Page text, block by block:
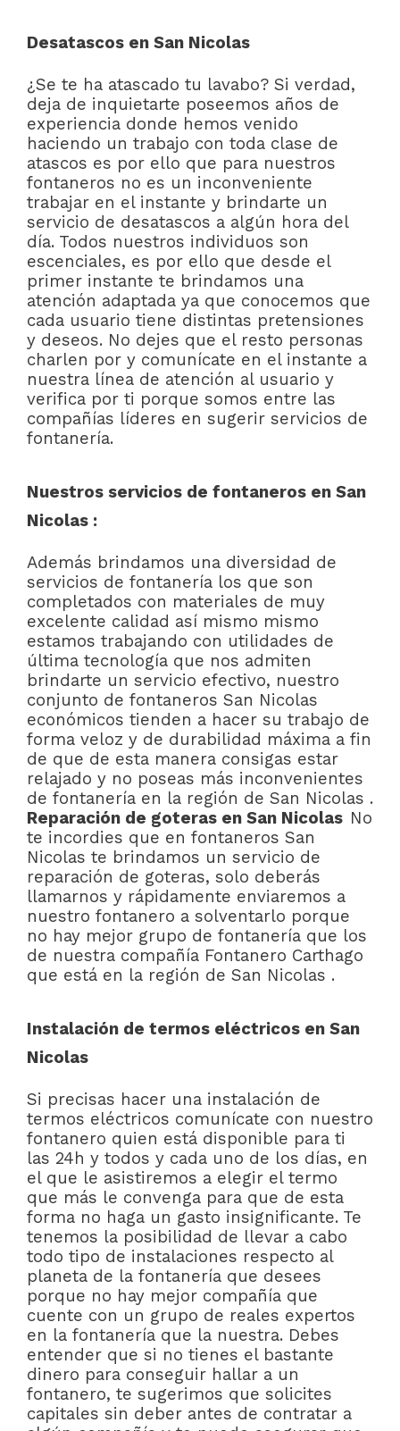
Desatascos en San Nicolas
¿Se te ha atascado tu lavabo? Si verdad,
deja de inquietarte poseemos años de
experiencia donde hemos venido
haciendo un trabajo con toda clase de
atascos es por ello que para nuestros
fontaneros no es un inconveniente
trabajar en el instante y brindarte un
servicio de desatascos a algún hora del
día. Todos nuestros individuos son
escenciales, es por ello que desde el
primer instante te brindamos una
atención adaptada ya que conocemos que
cada usuario tiene distintas pretensiones
y deseos. No dejes que el resto personas
charlen por y comunícate en el instante a
nuestra línea de atención al usuario y
verifica por ti porque somos entre las
compañías líderes en sugerir servicios de
fontanería.
Nuestros servicios de fontaneros en San
Nicolas :
Además brindamos una diversidad de
servicios de fontanería los que son
completados con materiales de muy
excelente calidad así mismo mismo
estamos trabajando con utilidades de
última tecnología que nos admiten
brindarte un servicio efectivo, nuestro
conjunto de fontaneros San Nicolas
económicos tienden a hacer su trabajo de
forma veloz y de durabilidad máxima a fin
de que de esta manera consigas estar
relajado y no poseas más inconvenientes
de fontanería en la región de San Nicolas .
Reparación de goteras en San Nicolas No
te incordies que en fontaneros San
Nicolas te brindamos un servicio de
reparación de goteras, solo deberás
llamarnos y rápidamente enviaremos a
nuestro fontanero a solventarlo porque
no hay mejor grupo de fontanería que los
de nuestra compañía Fontanero Carthago
que está en la región de San Nicolas .
Instalación de termos eléctricos en San
Nicolas
Si precisas hacer una instalación de
termos eléctricos comunícate con nuestro
fontanero quien está disponible para ti
las 24h y todos y cada uno de los días, en
el que le asistiremos a elegir el termo
que más le convenga para que de esta
forma no haga un gasto insignificante. Te
tenemos la posibilidad de llevar a cabo
todo tipo de instalaciones respecto al
planeta de la fontanería que desees
porque no hay mejor compañía que
cuente con un grupo de reales expertos
en la fontanería que la nuestra. Debes
entender que si no tienes el bastante
dinero para conseguir hallar a un
fontanero, te sugerimos que solicites
capitales sin deber antes de contratar a